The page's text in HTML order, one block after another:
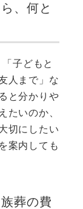
、何と
子どもと
人まで」な
と分かりや
たいのか、
切にしたい
案内しても
葬の費